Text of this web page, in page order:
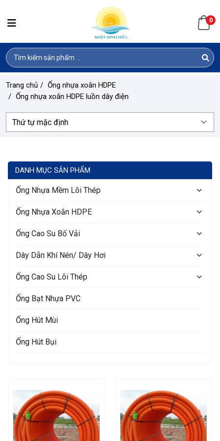
0
Trang chủ / Ống nhựa xoắn HDPE
/ Ống nhựa xoắn HDPE luồn dây điện
DANH MỤC SẢN PHẨM
Ống Nhựa Mềm Lõi Thép
Ống Nhựa Xoắn HDPE
Ống Cao Su Bố Vải
Dây Dẫn Khí Nén/ Dây Hơi
Ống Cao Su Lõi Thép
Ống Bạt Nhựa PVC
Ống Hút Mùi
Ống Hút Bụi